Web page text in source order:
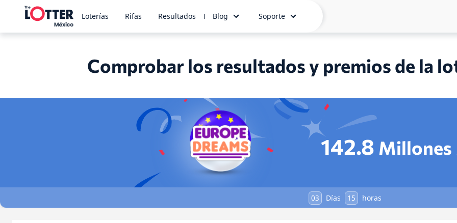
Loterías Rifas Resultados Blog Soporte
Comprobar los resultados y premios de la
142.8 Millones
03 Días 15 horas